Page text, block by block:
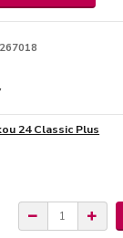
267018
24 Classic Plus